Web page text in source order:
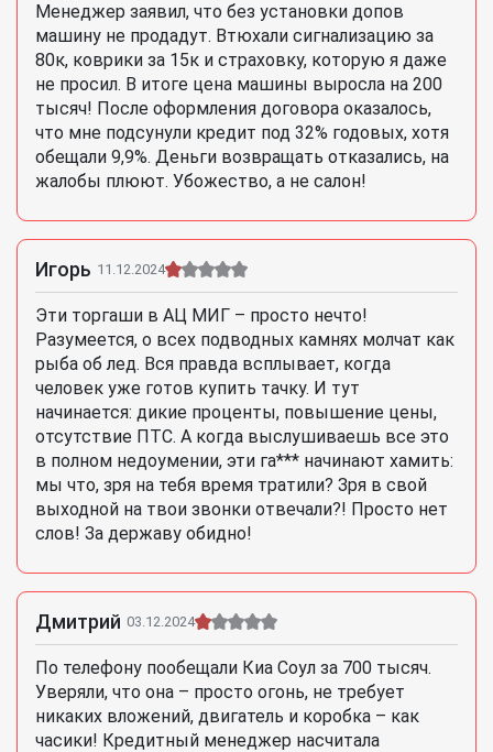
Менеджер заявил, что без установки допов
машину не продадут. Втюхали сигнализацию за
80к, коврики за 15к и страховку, которую я даже
не просил. В итоге цена машины выросла на 200
тысяч! После оформления договора оказалось,
что мне подсунули кредит под 32% годовых, хотя
обещали 9,9%. Деньги возвращать отказались, на
жалобы плюют. Убожество, а не салон!
Игорь 11.12.2024
Эти торгаши в АЦ МИГ – просто нечто!
Разумеется, о всех подводных камнях молчат как
рыба об лед. Вся правда всплывает, когда
человек уже готов купить тачку. И тут
начинается: дикие проценты, повышение цены,
отсутствие ПТС. А когда выслушиваешь все это
в полном недоумении, эти га*** начинают хамить:
мы что, зря на тебя время тратили? Зря в свой
выходной на твои звонки отвечали?! Просто нет
слов! За державу обидно!
Дмитрий 03.12.2024
По телефону пообещали Киа Соул за 700 тысяч.
Уверяли, что она – просто огонь, не требует
никаких вложений, двигатель и коробка – как
часики! Кредитный менеджер насчитала